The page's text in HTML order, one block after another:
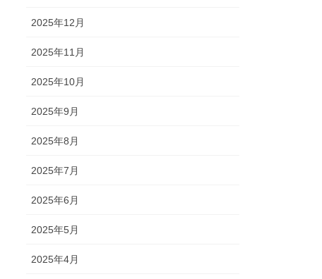
2025年12月
2025年11月
2025年10月
2025年9月
2025年8月
2025年7月
2025年6月
2025年5月
2025年4月